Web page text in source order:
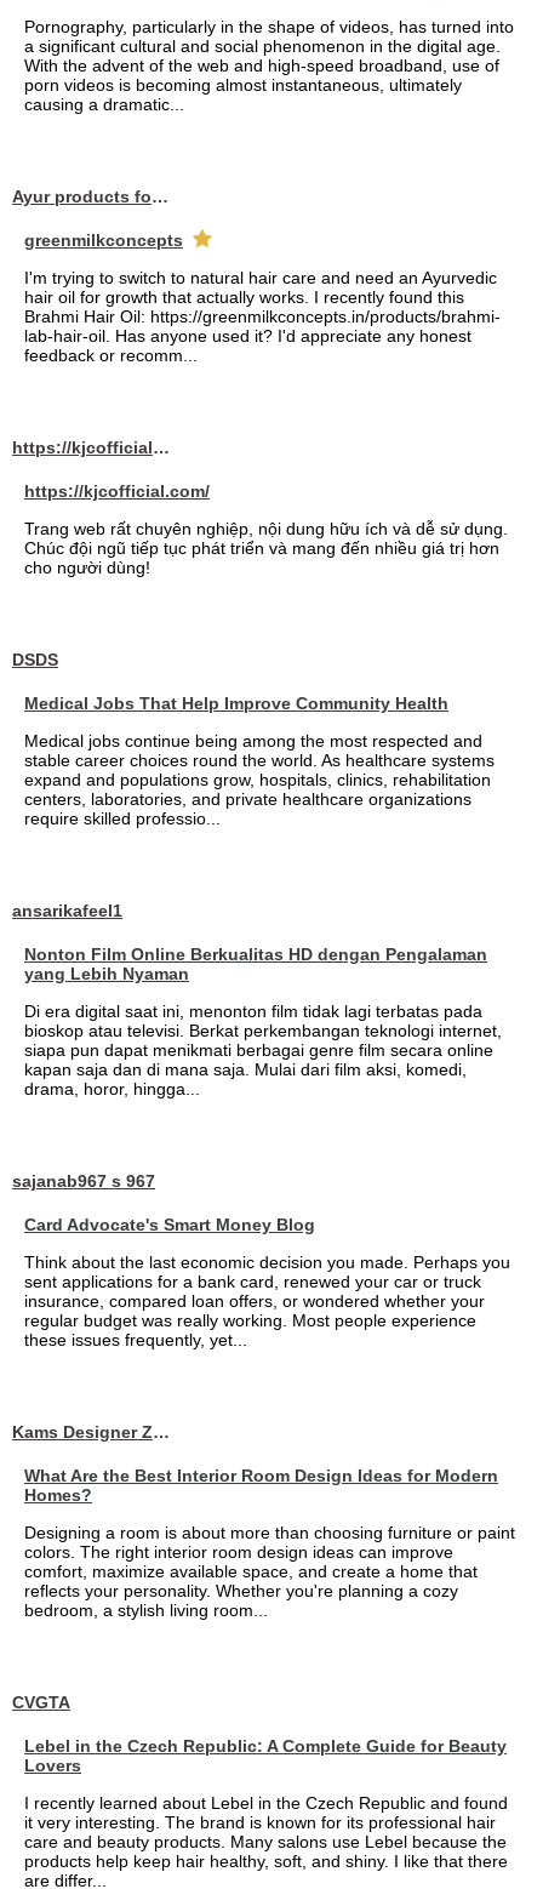
Pornography, particularly in the shape of videos, has turned into
a significant cultural and social phenomenon in the digital age.
With the advent of the web and high-speed broadband, use of
porn videos is becoming almost instantaneous, ultimately
causing a dramatic...
Ayur products for hair
greenmilkconcepts
I'm trying to switch to natural hair care and need an Ayurvedic
hair oil for growth that actually works. I recently found this
Brahmi Hair Oil: https://greenmilkconcepts.in/products/brahmi-
lab-hair-oil. Has anyone used it? I'd appreciate any honest
feedback or recomm...
https://kjcofficial.com/
https://kjcofficial.com/
Trang web rất chuyên nghiệp, nội dung hữu ích và dễ sử dụng.
Chúc đội ngũ tiếp tục phát triển và mang đến nhiều giá trị hơn
cho người dùng!
DSDS
Medical Jobs That Help Improve Community Health
Medical jobs continue being among the most respected and
stable career choices round the world. As healthcare systems
expand and populations grow, hospitals, clinics, rehabilitation
centers, laboratories, and private healthcare organizations
require skilled professio...
ansarikafeel1
Nonton Film Online Berkualitas HD dengan Pengalaman
yang Lebih Nyaman
Di era digital saat ini, menonton film tidak lagi terbatas pada
bioskop atau televisi. Berkat perkembangan teknologi internet,
siapa pun dapat menikmati berbagai genre film secara online
kapan saja dan di mana saja. Mulai dari film aksi, komedi,
drama, horor, hingga...
sajanab967 s 967
Card Advocate's Smart Money Blog
Think about the last economic decision you made. Perhaps you
sent applications for a bank card, renewed your car or truck
insurance, compared loan offers, or wondered whether your
regular budget was really working. Most people experience
these issues frequently, yet...
Kams Designer Zone
What Are the Best Interior Room Design Ideas for Modern
Homes?
Designing a room is about more than choosing furniture or paint
colors. The right interior room design ideas can improve
comfort, maximize available space, and create a home that
reflects your personality. Whether you're planning a cozy
bedroom, a stylish living room...
CVGTA
Lebel in the Czech Republic: A Complete Guide for Beauty
Lovers
I recently learned about Lebel in the Czech Republic and found
it very interesting. The brand is known for its professional hair
care and beauty products. Many salons use Lebel because the
products help keep hair healthy, soft, and shiny. I like that there
are differ...